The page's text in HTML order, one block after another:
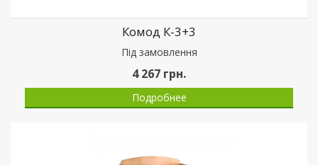
Комод К-3+3
Пiд замовлення
4 267 грн.
Подробнее